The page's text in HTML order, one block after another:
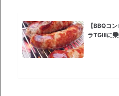
【BBQコ
ラTGⅢに